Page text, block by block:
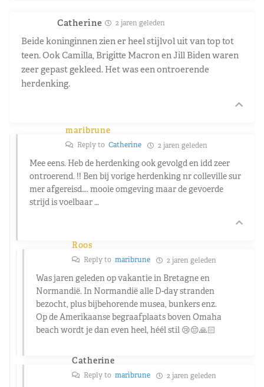
Catherine 2 jaren geleden
Beide koninginnen zien er heel stijlvol uit van top tot
teen. Ook Camilla, Brigitte Macron en Jill Biden waren
zeer gepast gekleed. Het was een ontroerende
herdenking.
maribrune
Reply to Catherine 2 jaren geleden
Mee eens. Heb de herdenking ook gevolgd en idd zeer
ontroerend. !! Ben bij vorige herdenking nr colleville sur
mer afgereisd…. mooie omgeving maar de gevoerde
strijd is voelbaar …
Roos
Reply to maribrune 2 jaren geleden
Was jaren geleden op vakantie in Bretagne en
Normandië. In Normandië alle D-day stranden
bezocht, plus bijbehorende musea, bunkers enz.
Op de Amerikaanse begraafplaats boven Omaha
beach wordt je dan even heel, héél stil 😢😔🙏🏻
Catherine
Reply to maribrune 2 jaren geleden